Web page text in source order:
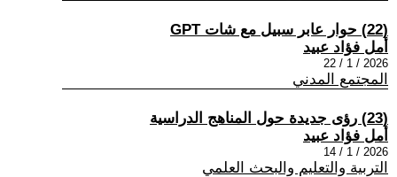
(22) حوار عابر سبيل مع شات GPT
أمل فؤاد عبيد
2026 / 1 / 22
المجتمع المدني
(23) رؤى جديدة حول المناهج الدراسية
أمل فؤاد عبيد
2026 / 1 / 14
التربية والتعليم والبحث العلمي